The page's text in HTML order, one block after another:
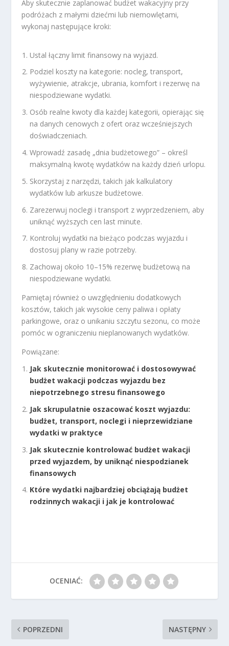
Aby skutecznie zaplanować budżet wakacyjny przy
podróżach z małymi dziećmi lub niemowlętami,
wykonaj następujące kroki:
Ustal łączny limit finansowy na wyjazd.
Podziel koszty na kategorie: nocleg, transport,
wyżywienie, atrakcje, ubrania, komfort i rezerwę na
niespodziewane wydatki.
Osób realne kwoty dla każdej kategorii, opierając się
na danych cenowych z ofert oraz wcześniejszych
doświadczeniach.
Wprowadź zasadę „dnia budżetowego” – określ
maksymalną kwotę wydatków na każdy dzień urlopu.
Skorzystaj z narzędzi, takich jak kalkulatory
wydatków lub arkusze budżetowe.
Zarezerwuj noclegi i transport z wyprzedzeniem, aby
uniknąć wyższych cen last minute.
Kontroluj wydatki na bieżąco podczas wyjazdu i
dostosuj plany w razie potrzeby.
Zachowaj około 10–15% rezerwę budżetową na
niespodziewane wydatki.
Pamiętaj również o uwzględnieniu dodatkowych
kosztów, takich jak wysokie ceny paliwa i opłaty
parkingowe, oraz o unikaniu szczytu sezonu, co może
pomóc w ograniczeniu nieplanowanych wydatków.
Powiązane:
Jak skutecznie monitorować i dostosowywać
budżet wakacji podczas wyjazdu bez
niepotrzebnego stresu finansowego
Jak skrupulatnie oszacować koszt wyjazdu:
budżet, transport, noclegi i nieprzewidziane
wydatki w praktyce
Jak skutecznie kontrolować budżet wakacji
przed wyjazdem, by uniknąć niespodzianek
finansowych
Które wydatki najbardziej obciążają budżet
rodzinnych wakacji i jak je kontrolować
OCENIAĆ:
POPRZEDNI NASTĘPNY